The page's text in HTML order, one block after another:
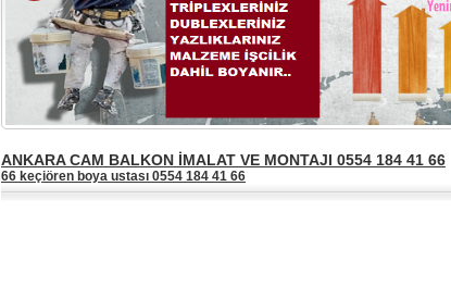
ANKARA CAM BALKON İMALAT VE MONTAJI 0554 184 41 66
66 keçiören boya ustası 0554 184 41 66